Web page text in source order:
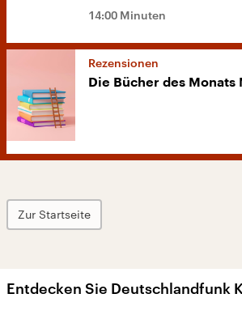
14:00 Minuten
Rezensionen
Die Bücher des Monats
Zur Startseite
Entdecken Sie Deutschlandfunk